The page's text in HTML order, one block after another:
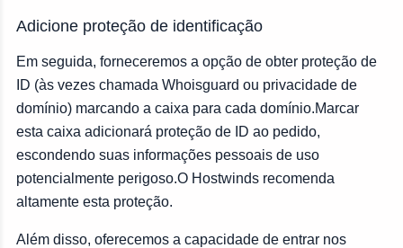
Adicione proteção de identificação
Em seguida, forneceremos a opção de obter proteção de
ID (às vezes chamada Whoisguard ou privacidade de
domínio) marcando a caixa para cada domínio.Marcar
esta caixa adicionará proteção de ID ao pedido,
escondendo suas informações pessoais de uso
potencialmente perigoso.O Hostwinds recomenda
altamente esta proteção.
Além disso, oferecemos a capacidade de entrar nos